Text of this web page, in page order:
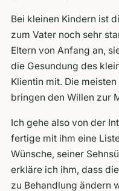
Bei kleinen Kindern ist
zum Vater noch sehr
Eltern von Anfang an,
die Gesundung des
Klientin mit. Die
bringen den Willen zur
Ich gehe also von der
fertige mit ihm eine
Wünsche, seiner
erkläre ich ihm, dass
zu Behandlung ändern